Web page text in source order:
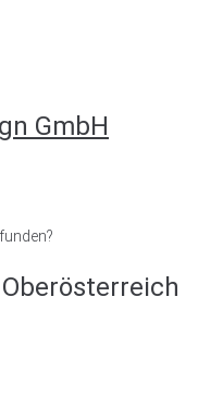
GmbH
Oberösterreich